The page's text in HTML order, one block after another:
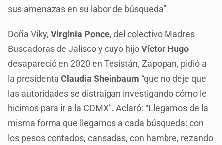
sus amenazas en su labor de búsqueda”.
Doña Viky,Virginia Ponce, del colectivo Madres
Buscadoras de Jalisco y cuyo hijoVíctor Hugo
desapareció en 2020 en Tesistán, Zapopan, pidió a
la presidentaClaudia Sheinbaum “que no deje que
las autoridades se distraigan investigando cómo le
hicimos para ir a la CDMX”. Aclaró: “Llegamos de la
misma forma que llegamos a cada búsqueda: con
los pesos contados, cansadas, con hambre, rezando